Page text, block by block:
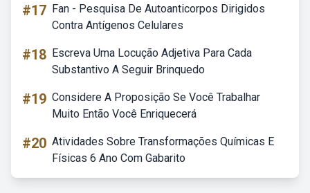
#17 Fan - Pesquisa De Autoanticorpos Dirigidos
Contra Antígenos Celulares
#18 Escreva Uma Locução Adjetiva Para Cada
Substantivo A Seguir Brinquedo
#19 Considere A Proposição Se Você Trabalhar
Muito Então Você Enriquecerá
#20 Atividades Sobre Transformações Químicas E
Físicas 6 Ano Com Gabarito